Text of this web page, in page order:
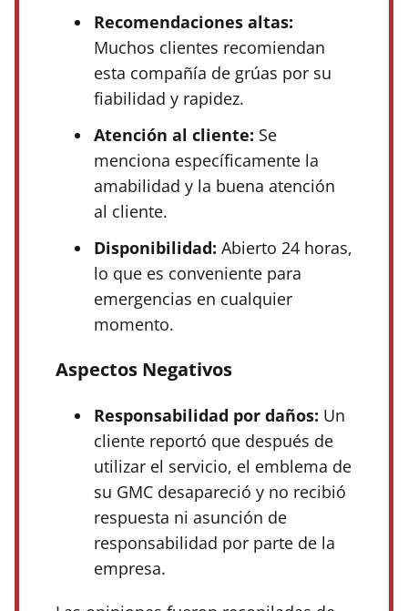
Recomendaciones altas:
Muchos clientes recomiendan
esta compañía de grúas por su
fiabilidad y rapidez.
Atención al cliente: Se
menciona específicamente la
amabilidad y la buena atención
al cliente.
Disponibilidad: Abierto 24 horas,
lo que es conveniente para
emergencias en cualquier
momento.
Aspectos Negativos
Responsabilidad por daños: Un
cliente reportó que después de
utilizar el servicio, el emblema de
su GMC desapareció y no recibió
respuesta ni asunción de
responsabilidad por parte de la
empresa.